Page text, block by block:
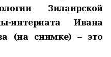
Зилаирской
интерната Ивана
(на снимке) – это